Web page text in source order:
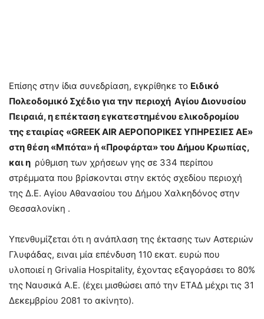
Επίσης στην ίδια συνεδρίαση, εγκρίθηκε το Ειδικό
Πολεοδομικό Σχέδιο για την περιοχή Αγίου Διονυσίου
Πειραιά, η επέκταση εγκατεστημένου ελικοδρομίου
της εταιρίας «GREEK AIR ΑΕΡΟΠΟΡΙΚΕΣ ΥΠΗΡΕΣΙΕΣ ΑΕ»
στη θέση «Μπότα» ή «Προφάρτα» του Δήμου Κρωπίας,
και η ρύθμιση των χρήσεων γης σε 334 περίπου
στρέμματα που βρίσκονται στην εκτός σχεδίου περιοχή
της Δ.Ε. Αγίου Αθανασίου του Δήμου Χαλκηδόνος στην
Θεσσαλονίκη .
Υπενθυμίζεται ότι η ανάπλαση της έκτασης των Αστεριών
Γλυφάδας, ειναι μία επένδυση 110 εκατ. ευρώ που
υλοποιεί η Grivalia Hospitality, έχοντας εξαγοράσει το 80%
της Ναυσικά Α.Ε. (έχει μισθώσει από την ΕΤΑΔ μέχρι τις 31
Δεκεμβρίου 2081 το ακίνητο).